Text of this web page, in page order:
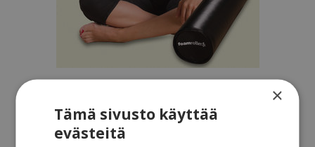
Jos olisin miljonääri, kävisin hieronnassa vaikka joka
päivä, mutta halvemmalla pääsee, kun ostaa
×
Tämä sivusto käyttää
evästeitä